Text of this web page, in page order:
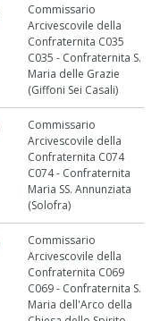
Commissario
Arcivescovile della
Confraternita C035
C035 - Confraternita S.
Maria delle Grazie
(Giffoni Sei Casali)
Commissario
Arcivescovile della
Confraternita C074
C074 - Confraternita
Maria SS. Annunziata
(Solofra)
Commissario
Arcivescovile della
Confraternita C069
C069 - Confraternita S.
Maria dell'Arco della